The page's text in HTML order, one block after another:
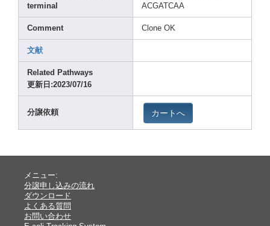
terminal
ACGAT CAA
Comment Clone OK
文献
Related Pathways
更新日:2023/07/16
分譲依頼 カートへ
メニュー:
分譲申し込みの流れ
ダウンロード
よくある質問
お問い合わせ